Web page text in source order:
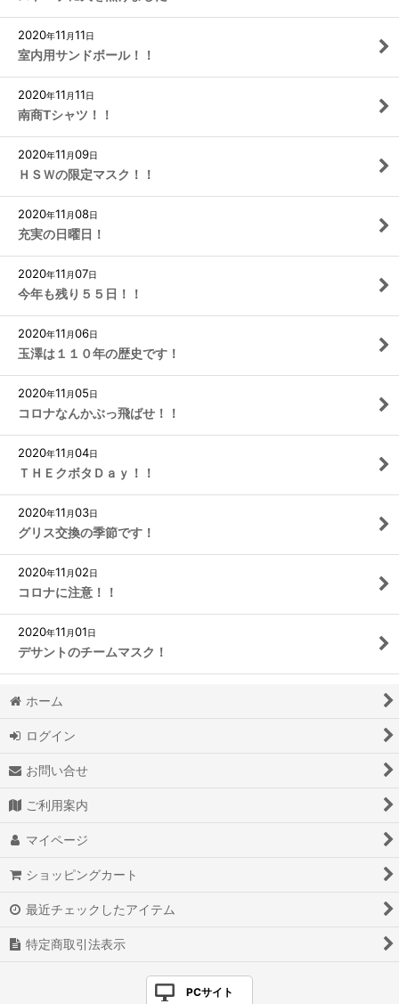
2020年11 月11日
室内用サンドボール！！
2020年11 月11日
南商Tシャツ！！
2020年11 月09日
ＨＳＷの限定マスク！！
2020年11 月08日
充実の日曜日！
2020年11 月07日
今年も残り５５日！！
2020年11 月06日
玉澤は１１０年の歴史です！
2020年11 月05日
コロナなんかぶっ飛ばせ！！
2020年11 月04日
ＴＨＥクボタＤａｙ！！
2020年11 月03日
グリス交換の季節です！
2020年11 月02日
コロナに注意！！
2020年11 月01日
デサントのチームマスク！
ホーム
ログイン
お問い合せ
ご利用案内
マイページ
ショッピングカート
最近チェックしたアイテム
特定商取引法表示
PCサイト